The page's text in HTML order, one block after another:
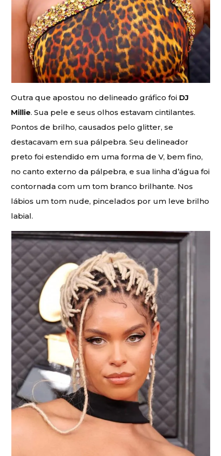
Outra que apostou no delineado gráfico foi DJ
Millie. Sua pele e seus olhos estavam cintilantes.
Pontos de brilho, causados pelo glitter, se
destacavam em sua pálpebra. Seu delineador
preto foi estendido em uma forma de V, bem fino,
no canto externo da pálpebra, e sua linha d’água foi
contornada com um tom branco brilhante. Nos
lábios um tom nude, pincelados por um leve brilho
labial.